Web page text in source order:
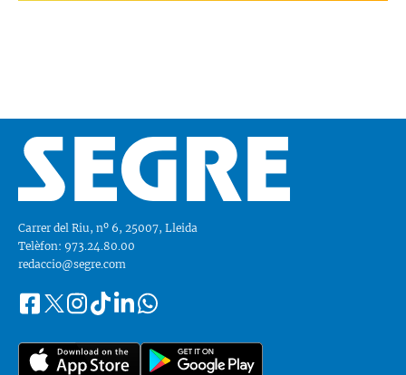
Carrer del Riu, nº 6, 25007, Lleida
Telèfon: 973.24.80.00
redaccio@segre.com
Segueix-
a::
FacebookInstagram
TiktokLinkedinWhatsapp